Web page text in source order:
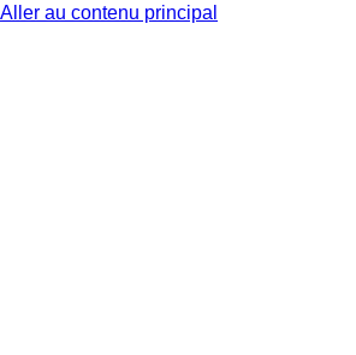
Aller au contenu principal